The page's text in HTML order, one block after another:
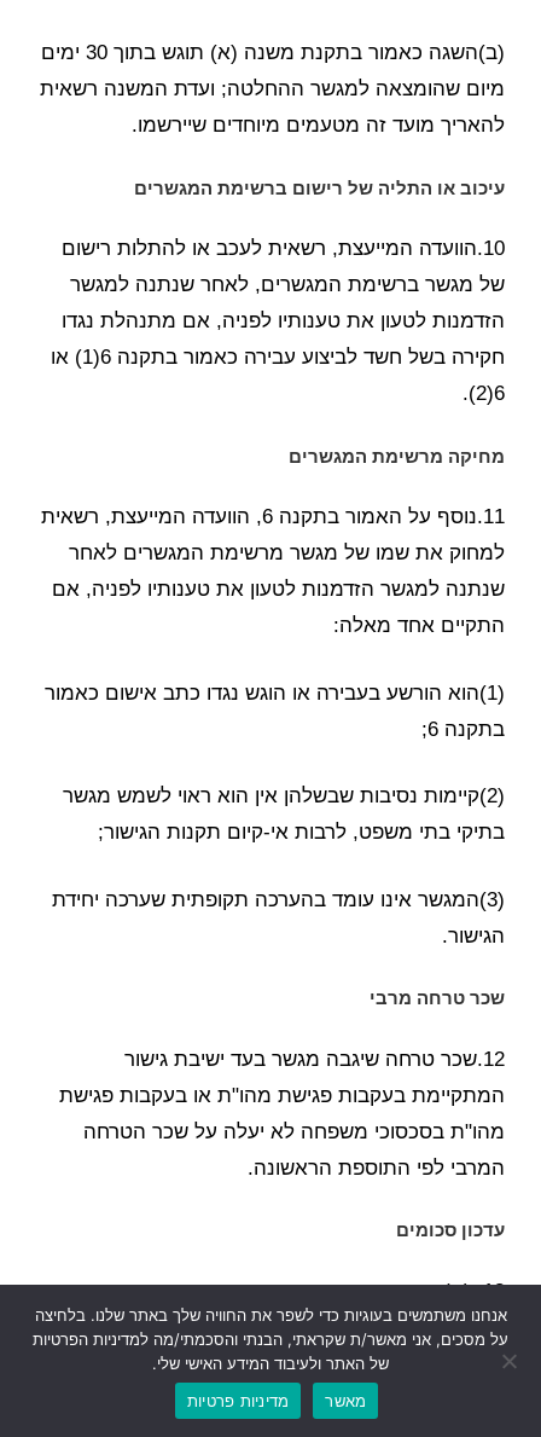
(ב)השגה כאמור בתקנת משנה (א) תוגש בתוך 30 ימים
מיום שהומצאה למגשר ההחלטה; ועדת המשנה רשאית
להאריך מועד זה מטעמים מיוחדים שיירשמו.
עיכוב או התליה של רישום ברשימת המגשרים
10.הוועדה המייעצת, רשאית לעכב או להתלות רישום
של מגשר ברשימת המגשרים, לאחר שנתנה למגשר
הזדמנות לטעון את טענותיו לפניה, אם מתנהלת נגדו
חקירה בשל חשד לביצוע עבירה כאמור בתקנה 6(1) או
6(2).
מחיקה מרשימת המגשרים
11.נוסף על האמור בתקנה 6, הוועדה המייעצת, רשאית
למחוק את שמו של מגשר מרשימת המגשרים לאחר
שנתנה למגשר הזדמנות לטעון את טענותיו לפניה, אם
התקיים אחד מאלה:
(1)הוא הורשע בעבירה או הוגש נגדו כתב אישום כאמור
בתקנה 6;
(2)קיימות נסיבות שבשלהן אין הוא ראוי לשמש מגשר
בתיקי בתי משפט, לרבות אי-קיום תקנות הגישור;
(3)המגשר אינו עומד בהערכה תקופתית שערכה יחידת
הגישור.
שכר טרחה מרבי
12.שכר טרחה שיגבה מגשר בעד ישיבת גישור
המתקיימת בעקבות פגישת מהו"ת או בעקבות פגישת
מהו"ת בסכסוכי משפחה לא יעלה על שכר הטרחה
המרבי לפי התוספת הראשונה.
עדכון סכומים
13. (א)הסכומים הנקובים בתוספת הראשונה ובתוספת
השנייה יתעדכנו ב-1 בינואר של כל שנה (להלן – יום
העדכון), לפי שינוי המדד החדש לעומת המדד היסודי.
אנחנו משתמשים בעוגיות כדי לשפר את החוויה שלך באתר שלנו. בלחיצה
על מסכים, אני מאשר/ת שקראתי, הבנתי והסכמתי/מה למדיניות הפרטיות
של האתר ולעיבוד המידע האישי שלי.
מאשר
מדיניות פרטיות